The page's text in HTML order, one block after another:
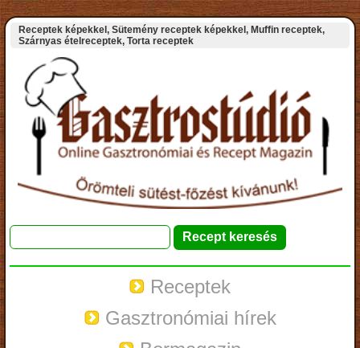
Receptek képekkel, Sütemény receptek képekkel, Muffin receptek,
Szárnyas ételreceptek, Torta receptek
Receptek
Gasztronómiai hírek